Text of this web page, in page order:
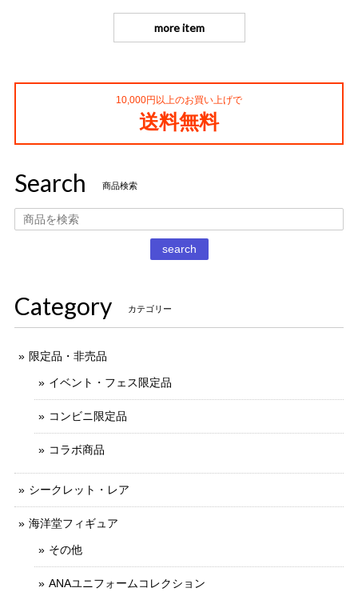
more item
10,000円以上のお買い上げで
送料無料
Search 商品検索
search
Category カテゴリー
限定品・非売品
イベント・フェス限定品
コンビニ限定品
コラボ商品
シークレット・レア
海洋堂フィギュア
その他
ANAユニフォームコレクション